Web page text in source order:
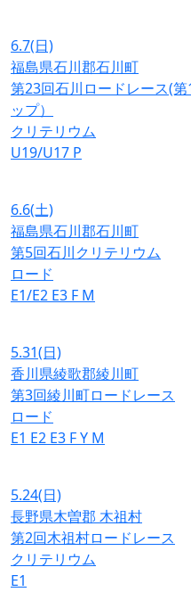
6.7(日)
福島県石川郡石川町
第23回石川ロードレース(
ップ）
クリテリウム
U19/U17 P
6.6(土)
福島県石川郡石川町
第5回石川クリテリウム
ロード
E1/E2 E3 F M
5.31(日)
香川県綾歌郡綾川町
第3回綾川町ロードレース
ロード
E1 E2 E3 FY M
5.24(日)
長野県木曽郡 木祖村
第2回木祖村ロードレース
クリテリウム
E1